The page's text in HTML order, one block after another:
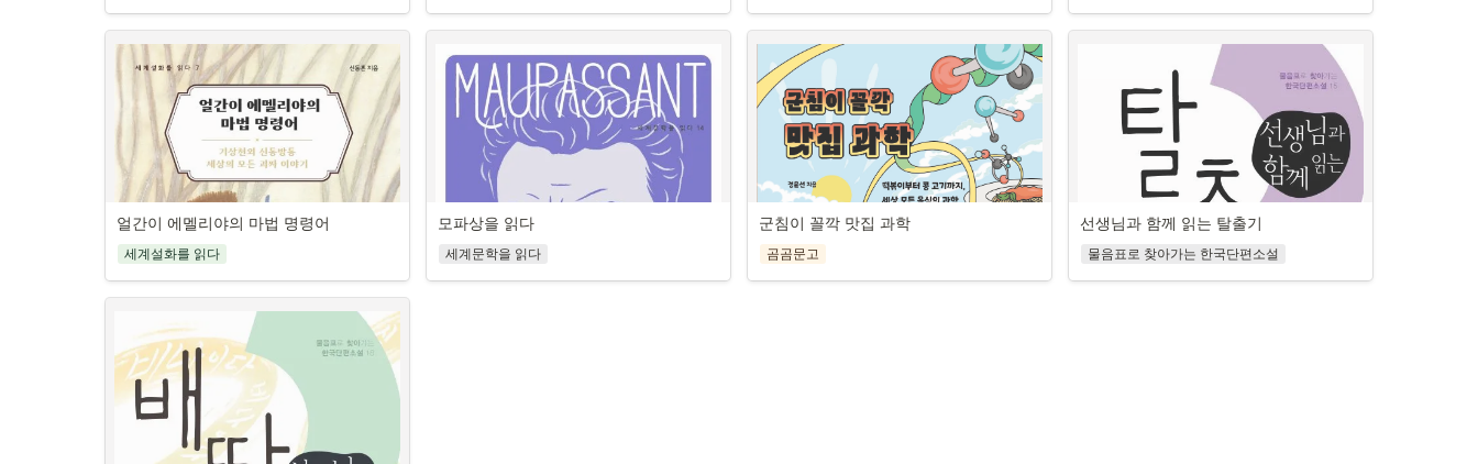
의 방식으로 꿈을 찾아가는 이야기, 남다른 무언
가를 이루어낸 삶의 이야기를 모았다. 2권 《태양
과 달을 얻은 사르센바이》의 주제는 ‘사랑’이다.
진정한 사랑을 발견하는 이야기, 아름답고 빛나
는 사랑의 힘을 보여주는 이야기, 슬프고 가슴 아
픈 사랑 이야기 등을 담았다. 3권 《신과 맞선 천
방지축 마우이》의 주제는 ‘영웅’으로, 인간의 한
계를 뛰어넘어 삶을 개척해 나가는 특별한 영웅
들이 펼치는 이야기, 남다른 재미와 큰 울림으로
다가오는 이야기를 모았다. 4권 《저승사자를 이
겨먹은 곤궁아주머니》의 주제는 ‘지혜’이다. 지
혜의 본질과 힘을 보여주는 이야기, 창의적 생각
과 파격과 반전이 살아 있는 이야기를 모았다. 5
권 《영원한 젊음의 땅과 미녀의 무적 함대》의
주제는 ‘도전과 모험’으로, 낯설고 새로운 세계로
나아가서 삶의 새 경지를 이뤄낸 다양한 인물들
의 특별한 이야기들이 담겨 있다. 6권 《아름다운
아내의 무서운 비밀》은 ‘공포’이다. 가슴이 서늘
해질 만큼 기묘하고 무서운 이야기, 그 안에 있는
공포를 이겨내고 반전의 지혜와 활력을 얻을 수
있는 이야기들을 담았다. 7권 《얼간이 에멜리야
의 마법 명령어》의 주제는 ‘괴짜’로, 통념이나 편
바탕으로 자신을 수용하는 폭 역시 넓어질 수 있
다.
저자는 최신 연구를 기반으로 빠르게 발전하는
뇌과학 분야의 흥미로운 발견들을 소개한다. 또
한 뇌는 평생 배우고 발달하는 기관임을 강조하
며 청소년 독자의 성장을 응원한다. 《내가 아니
라 뇌가 문제라고요?》는 뇌과학이라는 매력적
인 분야에 관한 호기심을 충족시키는 것은 물론,
자아를 탐색하고 자신의 삶을 유연하게 꾸려 나
가고 싶은 10대에게 감정과 행동에 관한 과학적
이해를 전함으로써 실질적인 도움을 줄 것이다.
의 방식으로 꿈을 찾아가는 이야기, 남다른 무언
가를 이루어낸 삶의 이야기를 모았다. 2권 《태양
과 달을 얻은 사르센바이》의 주제는 ‘사랑’이다.
진정한 사랑을 발견하는 이야기, 아름답고 빛나
는 사랑의 힘을 보여주는 이야기, 슬프고 가슴 아
픈 사랑 이야기 등을 담았다. 3권 《신과 맞선 천
방지축 마우이》의 주제는 ‘영웅’으로, 인간의 한
계를 뛰어넘어 삶을 개척해 나가는 특별한 영웅
들이 펼치는 이야기, 남다른 재미와 큰 울림으로
다가오는 이야기를 모았다. 4권 《저승사자를 이
겨먹은 곤궁아주머니》의 주제는 ‘지혜’이다. 지
혜의 본질과 힘을 보여주는 이야기, 창의적 생각
과 파격과 반전이 살아 있는 이야기를 모았다. 5
력에 대한 비판적 인식을 담은 <무도회가 끝난
뒤>. 이 작품들을 통해 톨스토이의 삶에 대한 고
뇌와 통찰을 만날 수 있습니다.
의 모습을 그린 《태양은 다시 떠오른다》, 전쟁
의 냉혹함과 사랑의 덧없음을 이야기하는 《무기
여 잘 있거라》, 죽음을 앞둔 작가가 예술가의 삶
과 삶의 본질을 묻는 <킬리만자로의 눈>, 거대한
역사 속 인간의 책임과 윤리를 탐색하는 《누구
를 위하여 종은 울리나》, 늙은 어부가 힘겨운 상
황에서도 자신의 삶을 이어 가며 인간의 존엄에
대해 생각해 보게 하는 《노인과 바다》. 이 다섯
편의 작품이 건네는 깊은 의미와 통찰을 만날 수
있습니다.
등학교 과학은 학습자들에게 난해한 ‘외계어’처럼
느껴지기도 한다.
《통합과학 개념 픽》은 이러한 어려움을 겪는
학습자에게 도움이 되고자 기획됐다. 현직 과학
교사인 저자들은 통합과학 교과서의 내용이 문제
가 아니라고 말한다. 그보다는 용어를 제대로 이
해하지 못해 어려움을 겪는 경우가 잦다며, 과학
확히 세우는 것이 중요하다고 강조한다.
단순히 위로를 전하는 책이 아니다. 명상과 뇌과
학, 심리학의 연구를 토대로, 청소년에게 자신의
감정과 생각을 있는 그대로 인식하고 다루는 방
법을 안내한다. 매 장마다 마음 건강을 실질적으
로 지원하는 명상 프로그램을 체험할 수 있으며,
5분 내외의 짧은 분량으로 바쁜 하루 속에서도 실
천할 수 있게끔 구성했다. 짧은 시간, 조용한 자
리, 숨 한 번의 여유만 있으면 ‘지금, 여기’에서 마
음챙김을 시작할 수 있다.
형 AI 등 그 범위는 점차 넓어지는 중이다.
AI가 내 건강 상태를 진단하고 관리하는 시대. 이
대로 AI를 믿고 건강을 맡겨도 괜찮을까? 부작용
없이 AI를 사용할 수 있을 만큼 우리는 충분히 준
비되어 있을까? 의료윤리학자 김준혁은 빠르게
일상을 파고드는 AI 기술과 담론 속에서 ‘건강’이
라는 주제를 다시 묻는다.
단 한 권의 통합사회 파트너
- 다수의 교과서를 집필한 베테랑 교사의 개정 교
육과정 완전 분석
- 필수 개념어 50개로 키우는 통합사회 핵심 역
- 독해력과 사고력을 바탕으로 하는 최적의 ‘개
념’ 학습서
2028년도 대학수학능력시험부터 선택 과목 없
이 통합형 시험이 시행된다. 이에 따라 통합사회
는 문·이과 모두 필수로 응시해야 하는 과목이 됐
다. 1학년 때 배우는 교과이지만 수능까지 이어져
그 중요성이 커진 통합사회, 어떻게 준비해야 할
까?
통합사회는 단편적 암기를 넘어 스스로 사고하고
분석하는 힘을 기르도록 설계된 교과다. 윤리·지
리·경제 등 다양한 학문 간 경계를 넘나들며 사회
현상을 입체적으로 탐구하는 능력이 요구된다.
단순 암기나 문제 풀이 반복만으로는 충분치 않
다. 분석력, 창의력, 문제 해결력 등 교과에서 요
구되는 핵심 역량을 함양하려면 다른 접근이 필
‘세계설화를 읽다’ 시리즈는 휴머니스트 출판사에
서 세계 최초로 펴낸 청소년을 위한 세계설화 모
음집이다. 구비문학 연구자로 이름 높은 신동흔
교수님이 세계 곳곳의 가치 있는 설화들을 가려
뽑아 주제별로 각 권을 구성하고 청소년이 눈높
이에 맞추어 쉽게 풀어 썼다. 저자는 이야기의 구
술성을 살리기 위해 12명의 이야기꾼(스토리텔
러) 캐릭터를 설정하고, 각 이야기의 성격에 맞는
를 들려준다. 하나의 이야기가 끝날 때마다 세대
를 대표하는 여러 이야기꾼들이 모여 ‘이야기에
있습니다
케이팝이 세계 대중음악을 선도하는 시대를 살고
있다. 트로트, 발라드, 댄스, 힙합 등을 지나 지금
은 아이돌이 케이팝을 이끄는 중이다. 그리고 청
소년은 아이돌을 떠받치는 가장 강력한 팬덤으
로, 그들에게 케이팝은 일상이며 문화이자 즐기
고 나누고 소비하는 대상이다.
이 책은 청소년의 감성을 깨우고 지성을 채워줄
읽을거리에 대한 고민에서 비롯되었다. 청소년기
에 만난 인상적인 장면이나 문구 하나가 오랫동
안 기억에 남아 삶의 지침이 되는 경우가 있다. 그
런 만남이 잦다면 청소년들이 더 나은 삶을 살아
가는 데 큰 힘이 되어줄 것이다.
학
- 항생제부터 독감 진단 키트까지
- 과학 교사가 전하는 신통방통 약 이야기
약국에는 우리가 일상에서 겪는 질병과 불편을
해결해 줄 다양한 약들이 판매되고 있다. 과식으
로 소화제가 필요할 때나 열이 나서 급히 해열제
를 사야 할 때처럼 건강한 삶에 도움을 주는 곳이
적인 정보와 효능을 어렵지 않게 알 수 있지만, 동
시에 약사의 복약 지도나 설명서만으로는 해결되
중고 거래, 용돈 불리기, 첫 알바, 주식 투자…
득!
★★★
대한민국 경제교육 대상
금융의 날 대통령 표창 수상자
양정중 스타 동아리 ‘실험경제반’ 사회 교사 김나
영 신간!
“돈의 흐름을 알고 돈에 대한 올바른 가치관을 가
질 때
돈은 내 편이 됩니다.”
미국 문학의 정체성을 일구어낸 작가, 마크 트웨
독일 최고의 지성이자 다방면에 능통했던 팔방미
인, 괴테
매일매일 생생한 지식이
한 아름!
얼간이 에멜리야의 마법 명령어
세계설화를 읽다
모파상을 읽다
세계문학을 읽다
군침이 꼴깍 맛집 과학
곰곰문고
선생님과 함께 읽는 탈출기
물음표로 찾아가는 한국단편소설